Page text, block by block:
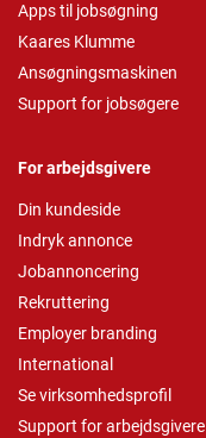
Apps til jobsøgning
Kaares Klumme
Ansøgningsmaskinen
Support for jobsøgere
For arbejdsgivere
Din kundeside
Indryk annonce
Jobannoncering
Rekruttering
Employer branding
International
Se virksomhedsprofil
Support for arbejdsgivere